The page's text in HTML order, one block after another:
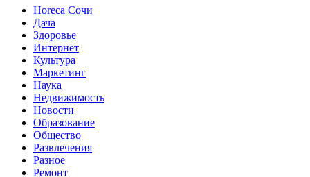
Horeca Сочи
Дача
Здоровье
Интернет
Культура
Маркетинг
Наука
Недвижимость
Новости
Образование
Общество
Развлечения
Разное
Ремонт